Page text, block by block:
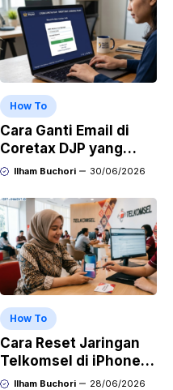
How To
Cara Ganti Email di
Coretax DJP yang
Sudah Tidak Aktif
Ilham Buchori 30/06/2026
How To
Cara Reset Jaringan
Telkomsel di iPhone
agar Koneksi Stabil
Ilham Buchori 28/06/2026